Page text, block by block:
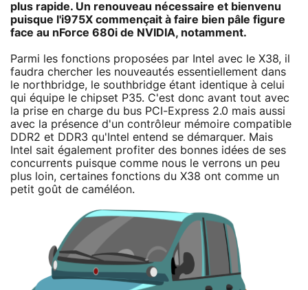
plus rapide. Un renouveau nécessaire et bienvenu
puisque l'i975X commençait à faire bien pâle figure
face au nForce 680i de NVIDIA, notamment.
Parmi les fonctions proposées par Intel avec le X38, il
faudra chercher les nouveautés essentiellement dans
le northbridge, le southbridge étant identique à celui
qui équipe le chipset P35. C'est donc avant tout avec
la prise en charge du bus PCI-Express 2.0 mais aussi
avec la présence d'un contrôleur mémoire compatible
DDR2 et DDR3 qu'Intel entend se démarquer. Mais
Intel sait également profiter des bonnes idées de ses
concurrents puisque comme nous le verrons un peu
plus loin, certaines fonctions du X38 ont comme un
petit goût de caméléon.